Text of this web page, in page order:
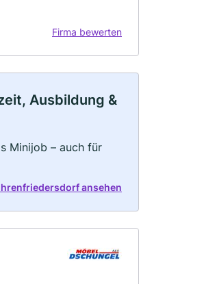
Firma bewerten
Ausbildung &
Minijob – auch für
ansehen